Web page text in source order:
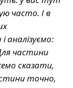
часто. І в
аналізуємо:
частини
сказати,
точно,